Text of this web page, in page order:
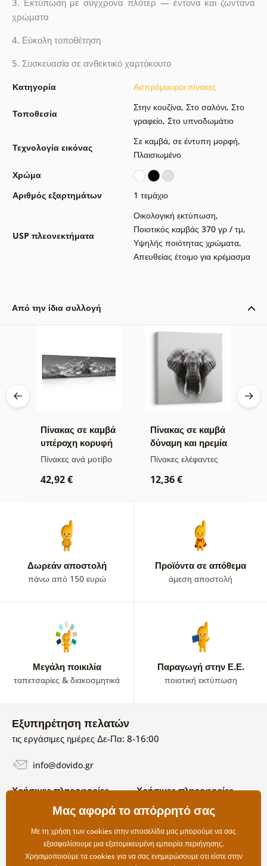
3. Εκτύπωση με σύγχρονα πλότερ — έντονα και ζωντανά
χρώματα
4. Εύκολη τοποθέτηση
5. Συσκευασία σε ανθεκτικό χαρτόκουτο
Κατηγορία Ασπρόμαυροι πίνακες
Τοποθεσία
Στην κουζίνα, Στο σαλόνι, Στο
γραφείο, Στο υπνοδωμάτιο
Τεχνολογία εικόνας
Σε καμβά, σε έντυπη μορφή,
Πλαισιωμένο
Χρώμα
Αριθμός εξαρτημάτων
1 τεμάχιο
USP πλεονεκτήματα
Οικολογική εκτύπωση,
Ποιοτικός καμβάς 370 γρ / τμ,
Υψηλής ποιότητας χρώματα,
Απευθείας έτοιμο για κρέμασμα
Από την ίδια συλλογή
Πίνακας σε καμβά
υπέροχη κορυφή
βουνού σε
εκδοχή
Πίνακες ανά μοτίβο
42,92 €
Πίνακας σε καμβά
δύναμη και ηρεμία
του ελέφαντα
Πίνακες ελέφαντες
12,36 €
Δωρεάν αποστολή
πάνω από 150 ευρώ
Προϊόντα σε απόθεμα
άμεση αποστολή
Μεγάλη ποικιλία
ταπετσαρίες & διακοσμητικά
Παραγωγή στην Ε.Ε.
ποιοτική εκτύπωση
Εξυπηρέτηση πελατών
τις εργάσιμες ημέρες Δε-Πα: 8-16:00
info@dovido.gr
Χρήσιμες πληροφορίες
Όροι χρήσης και επιστροφών
Επιλογές αποστολής και
πληρωμής
Επιστροφές
Χρήσιμες πληροφορίες
Σχετικά με εμάς
Συχνές Ερωτήσεις
Επικοινωνία
Μας αφορά το απόρρητό σας
Με τη χρήση των cookies στην ιστοσελίδα μας μπορούμε να σας
εξασφαλίσουμε μια εξατομικευμένη εμπειρία περιήγησης.
Χρησιμοποιούμε τα cookies για να σας ενημερώσουμε οτι είστε στην